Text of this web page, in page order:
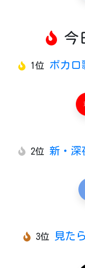
今
1位 ボカロ
2位 新・深
3位 見た